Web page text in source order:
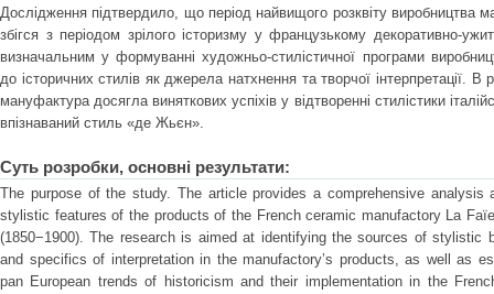
Дослідження підтвердило, що період найвищого розквіту виробництва
збігся з періодом зрілого історизму у французькому декоративно-
визначальним у формуванні художньо-стилістичної програми
до історичних стилів як джерела натхнення та творчої інтерпретації.
мануфактура досягла виняткових успіхів у відтворенні стилістики
впізнаваний стиль «де Жьєн».
Суть розробки, основні результати:
The purpose of the study. The article provides a comprehensive
stylistic features of the products of the French ceramic manufactory La
(1850−1900). The research is aimed at identifying the sources of stylistic
and specifics of interpretation in the manufactory’s products, as well as
pan European trends of historicism and their implementation in the